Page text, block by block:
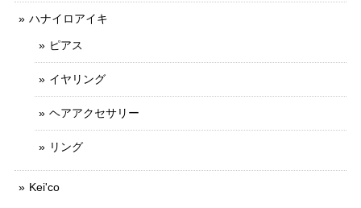
ハナイロアイキ
ピアス
イヤリング
ヘアアクセサリー
リング
Kei'co